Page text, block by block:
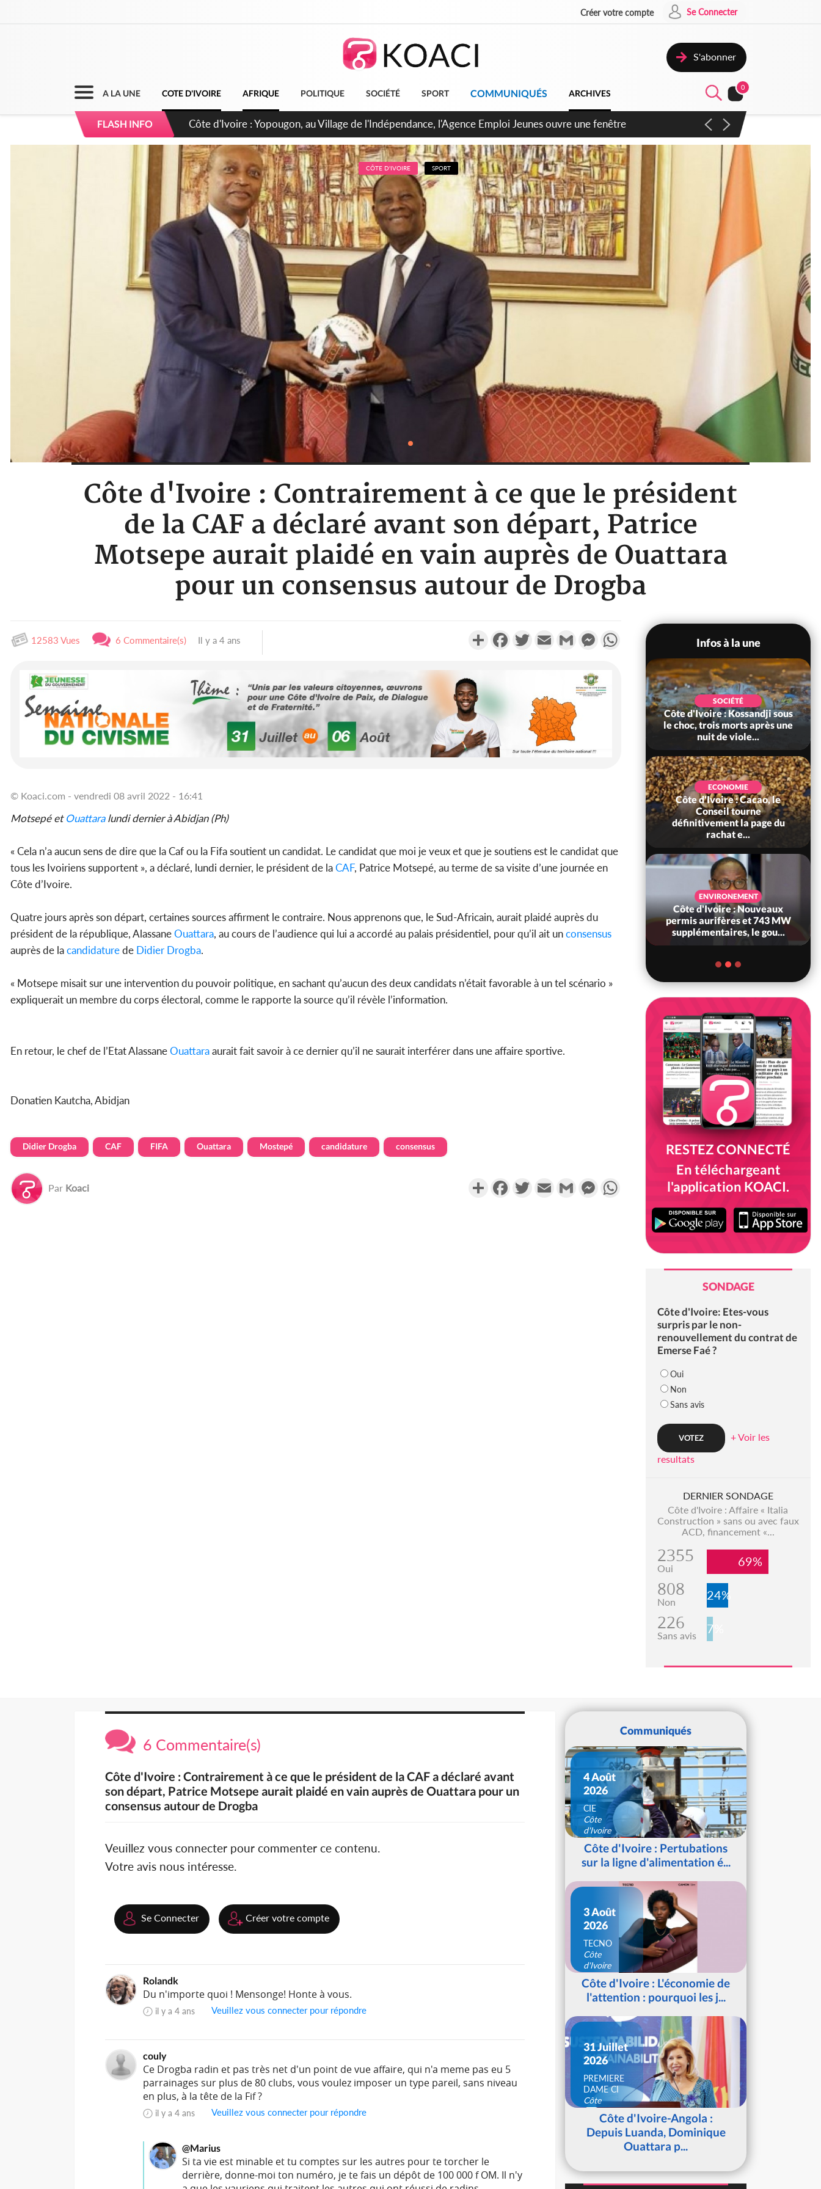
Créer votre compte Se Connecter
S'abonner
A LA UNE COTE D'IVOIRE AFRIQUE POLITIQUE SOCIÉTÉ SPORT COMMUNIQUÉS ARCHIVES
0
FLASH INFO
Côte d'Ivoire : CHU de Treichville, après la fronde, les agents contractuels obtiennent un accord avec la
direction sur les arriérés du SMIG 2023
CÔTE D'IVOIRE SPORT
Côte d'Ivoire : Contrairement à ce que le président
de la CAF a déclaré avant son départ, Patrice
Motsepe aurait plaidé en vain auprès de Ouattara
pour un consensus autour de Drogba
12583 Vues 6 Commentaire(s) Il y a 4 ans PartagerFacebookTwitterEmail Gmail MessengerWhatsApp
© Koaci.com - vendredi 08 avril 2022 - 16:41
Motsepé etOuattaralundi dernier à Abidjan (Ph)
« Cela n’a aucun sens de dire que la Caf ou la Fifa soutient un candidat. Le candidat que moi je veux et que je soutiens est le candidat que
tous les Ivoiriens supportent », a déclaré, lundi dernier, le président de laCAF, Patrice Motsepé, au terme de sa visite d’une journée en
Côte d’Ivoire.
Quatre jours après son départ, certaines sources affirment le contraire. Nous apprenons que, le Sud-Africain, aurait plaidé auprès du
président de la république, AlassaneOuattara, au cours de l’audience qui lui a accordé au palais présidentiel, pour qu’il ait unconsensus
auprès de lacandidaturede Didier Drogba.
« Motsepe misait sur une intervention du pouvoir politique, en sachant qu’aucun des deux candidats n’était favorable à un tel scénario »
expliquerait un membre du corps électoral, comme le rapporte la source qu’il révèle l’information.
En retour, le chef de l’Etat AlassaneOuattaraaurait fait savoir à ce dernier qu’il ne saurait interférer dans une affaire sportive.
Donatien Kautcha, Abidjan
Didier Drogba CAF FIFA Ouattara Mostepé candidature consensus
Par Koaci PartagerFacebookTwitterEmail Gmail Messenger
Infos à la une
POLITIQUE
Côte d'Ivoire : Indépendance
2026, Yopougon coeur
battant de la célébration...
sanitaire, le gouvernement
modernise ses structures...
SOCIÉTÉ
Côte d'Ivoire : Kossandji sous
le choc, trois morts après une
nuit de viole...
ECONOMIE
Côte d'Ivoire : Cacao, le
Conseil tourne
définitivement la page du
rachat e...
ENVIRONEMENT
Côte d'Ivoire : Nouveaux
permis aurifères et 743 MW
supplémentaires, le gou...
RESTEZ CONNECTÉ
En téléchargeant
l'application KOACI.
SONDAGE
Côte d'Ivoire: Etes-vous
surpris par le non-
renouvellement du contrat de
Emerse Faé ?
Oui
Non
Sans avis
+ Voir les
resultats
DERNIER SONDAGE
Côte d'Ivoire : Affaire « Italia
Construction » sans ou avec faux
ACD, financement «...
2355
Oui 69%
808
Non 24%
226
Sans avis 7%
6 Commentaire(s)
Côte d'Ivoire : Contrairement à ce que le président de la CAF a déclaré avant
son départ, Patrice Motsepe aurait plaidé en vain auprès de Ouattara pour un
consensus autour de Drogba
Veuillez vous connecter pour commenter ce contenu.
Votre avis nous intéresse.
Se Connecter Créer votre compte
Rolandk
Du n'importe quoi ! Mensonge! Honte à vous.
il y a 4 ans Veuillez vous connecter pour répondre
couly
Ce Drogba radin et pas très net d'un point de vue affaire, qui n'a meme pas eu 5
parrainages sur plus de 80 clubs, vous voulez imposer un type pareil, sans niveau
en plus, à la tête de la Fif ?
il y a 4 ans Veuillez vous connecter pour répondre
@Marius
Si ta vie est minable et tu comptes sur les autres pour te torcher le
derrière, donne-moi ton numéro, je te fais un dépôt de 100 000 f OM. Il n'y
Communiqués
4 Août
2026
CIE
Côte
d'Ivoire
Côte d'Ivoire : Pertubations
sur la ligne d'alimentation é...
3 Août
2026
TECNO
Côte
d'Ivoire
Côte d'Ivoire : L'économie de
l'attention : pourquoi les j...
31 Juillet
2026
PREMIERE
DAME CI
Côte
d'IvoireCôte d'Ivoire-Angola :
Depuis Luanda, Dominique
Ouattara p...